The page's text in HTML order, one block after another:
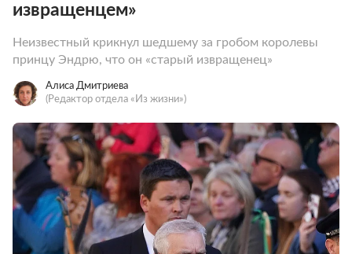
извращенцем»
Неизвестный крикнул шедшему за гробом королевы
принцу Эндрю, что он «старый извращенец»
Алиса Дмитриева
(Редактор отдела «Из жизни»)